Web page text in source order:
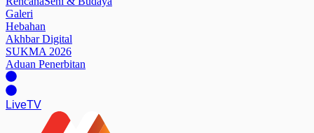
Galeri
Hebahan
Akhbar Digital
SUKMA 2026
Aduan Penerbitan
LiveTV